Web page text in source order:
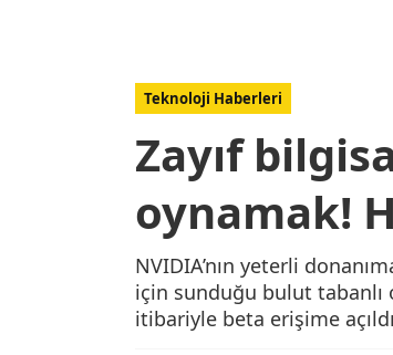
Teknoloji Haberleri
Zayıf
oynamak!
NVIDIA’nın yeterli
için sunduğu bulut tabanlı
itibariyle beta erişime